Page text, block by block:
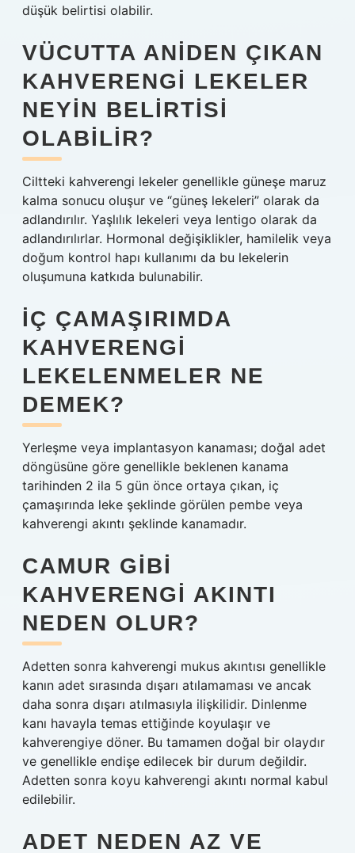
düşük belirtisi olabilir.
VÜCUTTA ANIDEN ÇIKAN
KAHVERENGI LEKELER
NEYIN BELIRTISI
OLABILIR?
Ciltteki kahverengi lekeler genellikle güneşe maruz
kalma sonucu oluşur ve “güneş lekeleri” olarak da
adlandırılır. Yaşlılık lekeleri veya lentigo olarak da
adlandırılırlar. Hormonal değişiklikler, hamilelik veya
doğum kontrol hapı kullanımı da bu lekelerin
oluşumuna katkıda bulunabilir.
İÇ ÇAMAŞIRIMDA
KAHVERENGI
LEKELENMELER NE
DEMEK?
Yerleşme veya implantasyon kanaması; doğal adet
döngüsüne göre genellikle beklenen kanama
tarihinden 2 ila 5 gün önce ortaya çıkan, iç
çamaşırında leke şeklinde görülen pembe veya
kahverengi akıntı şeklinde kanamadır.
CAMUR GIBI
KAHVERENGI AKINTI
NEDEN OLUR?
Adetten sonra kahverengi mukus akıntısı genellikle
kanın adet sırasında dışarı atılamaması ve ancak
daha sonra dışarı atılmasıyla ilişkilidir. Dinlenme
kanı havayla temas ettiğinde koyulaşır ve
kahverengiye döner. Bu tamamen doğal bir olaydır
ve genellikle endişe edilecek bir durum değildir.
Adetten sonra koyu kahverengi akıntı normal kabul
edilebilir.
ADET NEDEN AZ VE